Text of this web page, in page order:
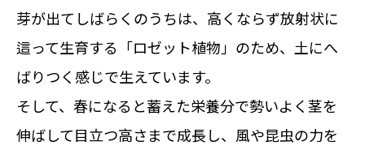
芽が出てしばらくのうちは、高くならず放射状に
這って生育する「ロゼット植物」のため、土にへ
ばりつく感じで生えています。
そして、春になると蓄えた栄養分で勢いよく茎を
伸ばして目立つ高さまで成長し、風や昆虫の力を